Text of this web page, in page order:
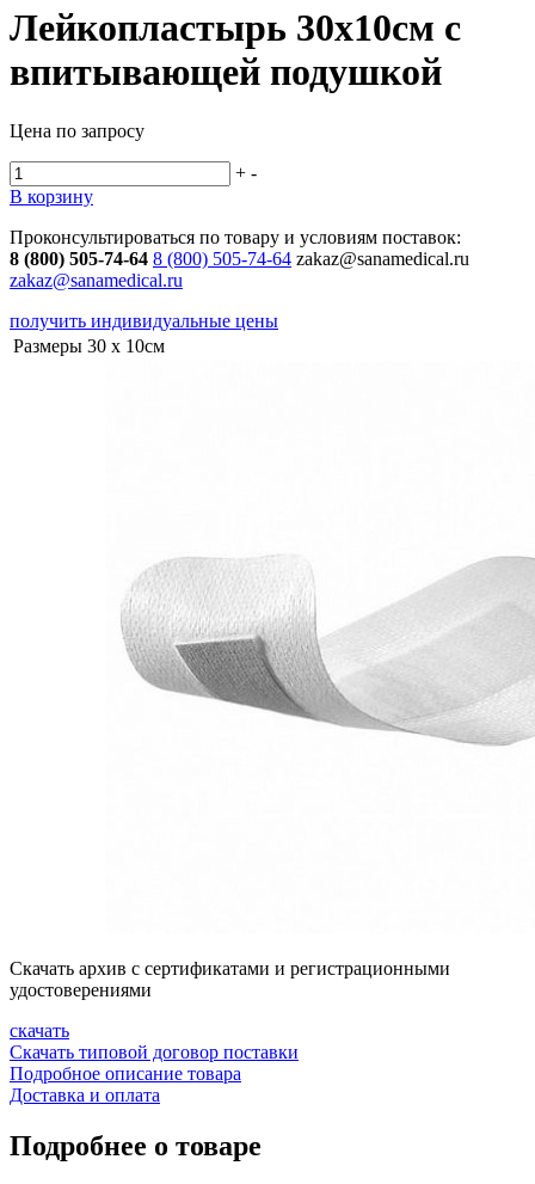
Лейкопластырь 30х10см с
впитывающей подушкой
Цена по запросу
+ -
В корзину
Проконсультироваться по товару и условиям поставок:
8 (800) 505-74-64 8 (800) 505-74-64 zakaz@sanamedical.ru
zakaz@sanamedical.ru
получить индивидуальные цены
Размеры 30 х 10см
Скачать архив с сертификатами и регистрационными
удостоверениями
скачать
Скачать типовой договор поставки
Подробное описание товара
Доставка и оплата
Подробнее о товаре